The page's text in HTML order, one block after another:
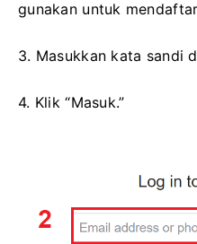
gunakan untuk
3. Masukkan kata sandi
4. Klik “Masuk.”